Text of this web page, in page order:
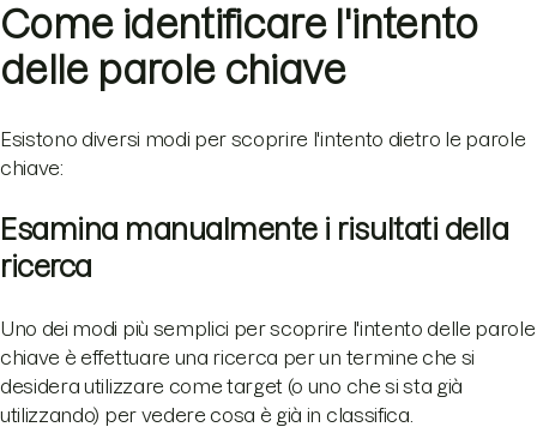
Come identificare l'intento
delle parole chiave
Esistono diversi modi per scoprire l'intento dietro le parole
chiave:
Esamina manualmente i risultati della
ricerca
Uno dei modi più semplici per scoprire l'intento delle parole
chiave è effettuare una ricerca per un termine che si
desidera utilizzare come target (o uno che si sta già
utilizzando) per vedere cosa è già in classifica.